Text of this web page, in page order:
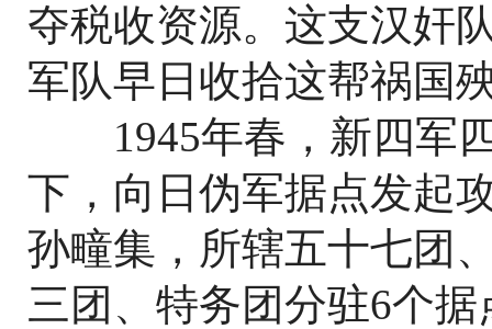
夺税收资源。这支汉奸
军队早日收拾这帮祸国
1945年春，新四军四
下，向日伪军据点发起
孙疃集，所辖五十七团
三团、特务团分驻6个据